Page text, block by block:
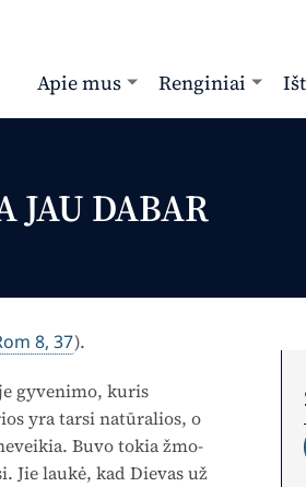
Apie mus Renginiai
JAU DABAR
8, 37).
gyvenimo, kuris
yra tarsi natūralios, o
Buvo tokia žmo­
laukė, kad Dievas už